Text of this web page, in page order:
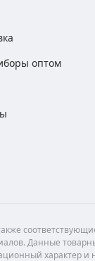
оптом
Данные
характер и